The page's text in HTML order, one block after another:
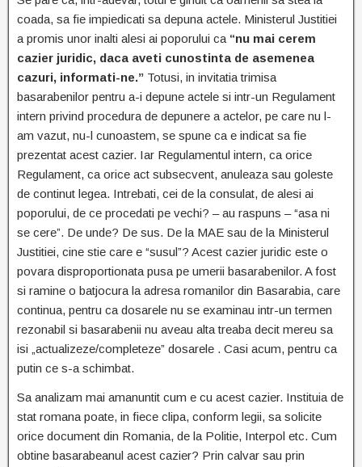
coada, sa fie impiedicati sa depuna actele. Ministerul Justitiei
a promis unor inalti alesi ai poporului ca “nu mai cerem
cazier juridic, daca aveti cunostinta de asemenea
cazuri, informati-ne.” Totusi, in invitatia trimisa
basarabenilor pentru a-i depune actele si intr-un Regulament
intern privind procedura de depunere a actelor, pe care nu l-
am vazut, nu-l cunoastem, se spune ca e indicat sa fie
prezentat acest cazier. Iar Regulamentul intern, ca orice
Regulament, ca orice act subsecvent, anuleaza sau goleste
de continut legea. Intrebati, cei de la consulat, de alesi ai
poporului, de ce procedati pe vechi? – au raspuns – “asa ni
se cere”. De unde? De sus. De la MAE sau de la Ministerul
Justitiei, cine stie care e “susul”? Acest cazier juridic este o
povara disproportionata pusa pe umerii basarabenilor. A fost
si ramine o batjocura la adresa romanilor din Basarabia, care
continua, pentru ca dosarele nu se examinau intr-un termen
rezonabil si basarabenii nu aveau alta treaba decit mereu sa
isi „actualizeze/completeze” dosarele . Casi acum, pentru ca
putin ce s-a schimbat.
Sa analizam mai amanuntit cum e cu acest cazier. Instituia de
stat romana poate, in fiece clipa, conform legii, sa solicite
orice document din Romania, de la Politie, Interpol etc. Cum
obtine basarabeanul acest cazier? Prin calvar sau prin